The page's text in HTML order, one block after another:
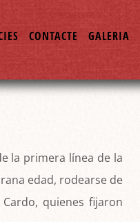
CONTACTE GALERIA
la primera línea de la
edad, rodearse de
quienes fijaron